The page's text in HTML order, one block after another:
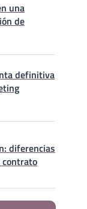
una
de
definitiva
diferencias
contrato